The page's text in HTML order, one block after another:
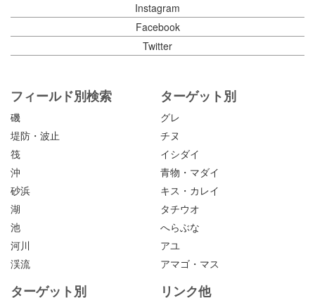
Instagram
Facebook
Twitter
フィールド別検索
磯
堤防・波止
筏
沖
砂浜
湖
池
河川
渓流
ターゲット別
グレ
チヌ
イシダイ
青物・マダイ
キス・カレイ
タチウオ
へらぶな
アユ
アマゴ・マス
ターゲット別 リンク他